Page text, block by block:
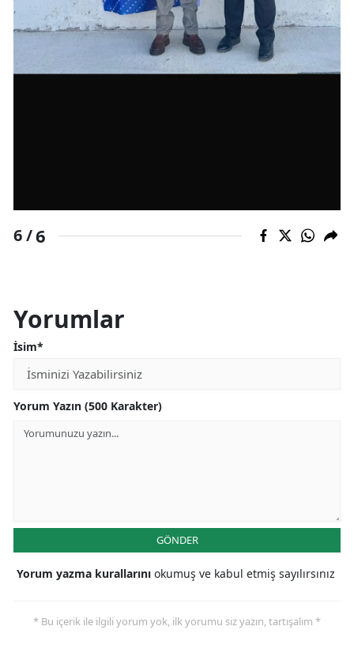
6 /6
Yorumlar
İsim*
Yorum Yazın (500 Karakter)
GÖNDER
Yorum yazma kurallarını okumuş ve kabul etmiş sayılırsınız
* Bu içerik ile ilgili yorum yok, ilk yorumu siz yazın, tartışalım *